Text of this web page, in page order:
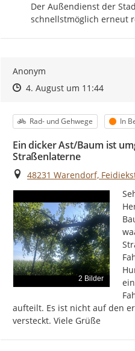
Der Außendienst der
schnellstmöglich erneut
Anonym
Zeitpunkt des Erstellens
Zeitpunkt des Erstellens
4. August um 11:44Zur
Kategorie
Rad- und Gehwege In
Ein dicker Ast/Baum ist
Straßenlaterne
Ort
48231 Warendorf,
2 Bilder
aufteilt. Es ist nicht auf den
versteckt. Viele Grüße